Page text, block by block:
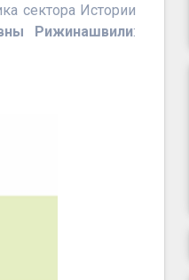
сектора Истории
Рижинашвили: